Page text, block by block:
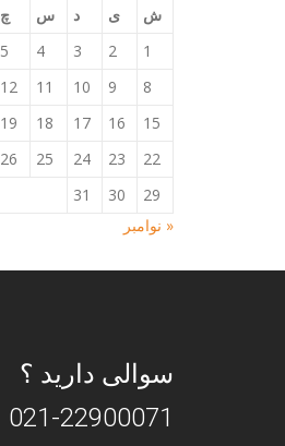
ش
ی د س چ
1
2
3
4
5
8
9
10
11
12
15
16
17
18
19
22
23
24
25
26
29
30
31
« نوامبر
سوالی دارید ؟
021-22900071